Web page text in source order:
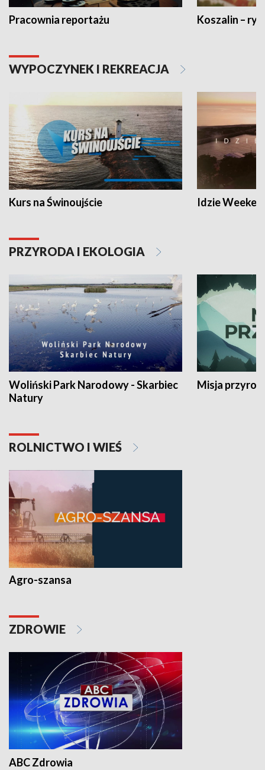
Pracownia reportażu Koszalin –
WYPOCZYNEK I REKREACJA
Kurs na Świnoujście Idzie
PRZYRODA I EKOLOGIA
Woliński Park Narodowy - Skarbiec
Natury
Misja
ROLNICTWO I WIEŚ
Agro-szansa
ZDROWIE
ABC Zdrowia